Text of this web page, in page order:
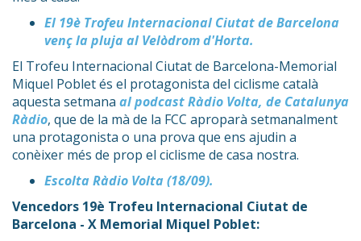
El 19è Trofeu Internacional Ciutat de Barcelona
venç la pluja al Velòdrom d'Horta.
El Trofeu Internacional Ciutat de Barcelona-Memorial
Miquel Poblet és el protagonista del ciclisme català
aquesta setmana al podcast Ràdio Volta, de Catalunya
Ràdio, que de la mà de la FCC aproparà setmanalment
una protagonista o una prova que ens ajudin a
conèixer més de prop el ciclisme de casa nostra.
Escolta Ràdio Volta (18/09).
Vencedors 19è Trofeu Internacional Ciutat de
Barcelona - X Memorial Miquel Poblet: